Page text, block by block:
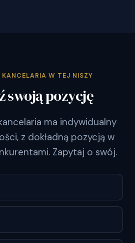
KANCELARIA W TEJ NISZY
swoją pozycję
ma indywidualny
z dokładną pozycją w
Zapytaj o swój.